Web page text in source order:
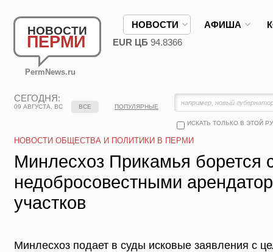
НОВОСТИ
ПЕРМИ
PermNews.ru
НОВОСТИ АФИША
EUR ЦБ 94.8366
СЕГОДНЯ:
09 АВГУСТА, ВС
ИСКАТЬ ТОЛЬКО В ЭТОЙ
ВСЕ ПОПУЛЯРНЫЕ
НОВОСТИ ОБЩЕСТВА И ПОЛИТИКИ В ПЕРМИ
Минлесхоз Прикамья борется
недобросовестными
участков
Минлесхоз подает в суды исковые заявления с